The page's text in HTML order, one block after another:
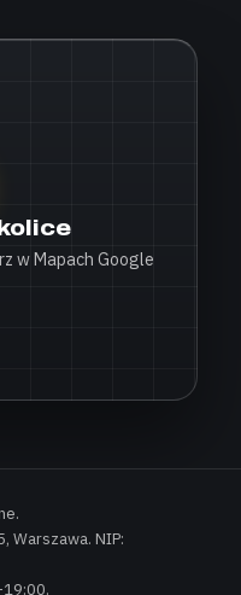
w Mapach Google
Warszawa. NIP: